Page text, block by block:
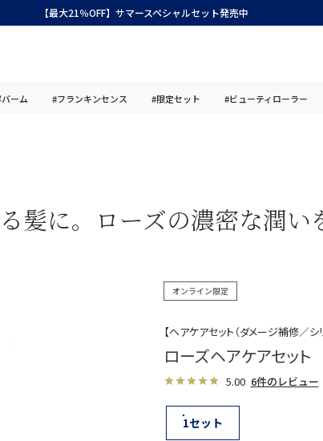
【最大21％OFF】サマースペシャルセット発売中
ーム #フランキンセンス #限定セット #ビューティローラー
髪に。ローズの濃密な潤い
オンライン限定
【ヘアケアセット（ダメージ補修／シ
ローズヘアケアセット
5.00 6件のレビュー
1セット